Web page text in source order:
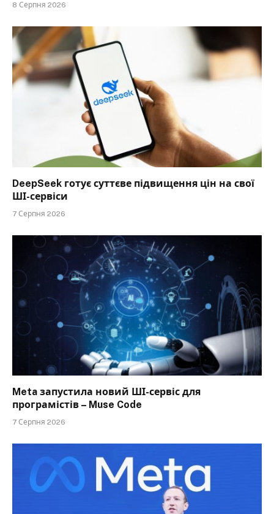
8 Серпня 2026
DeepSeek готує суттєве підвищення цін на свої
ШІ-сервіси
7 Серпня 2026
Meta запустила новий ШІ-сервіс для
програмістів – Muse Code
7 Серпня 2026